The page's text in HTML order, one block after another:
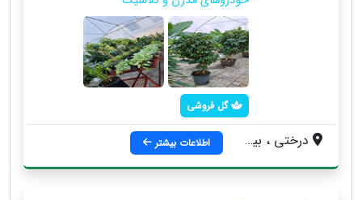
گل فروشی
درختی ، بین خیابان چهارم و پنجم اطلاعات بیشتر